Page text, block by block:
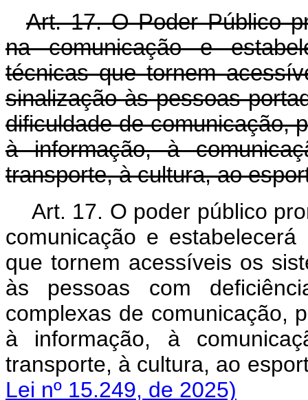
Art. 17. O Poder Público
na comunicação e
técnicas que tornem
sinalização às pessoas
dificuldade de comunicação,
à informação, à
transporte, à cultura, ao
Art. 17. O poder público
comunicação e
que tornem acessíveis os
às pessoas com
complexas de comunicação,
à informação, à
transporte, à cultura, ao
Lei nº 15.249, de 2025)